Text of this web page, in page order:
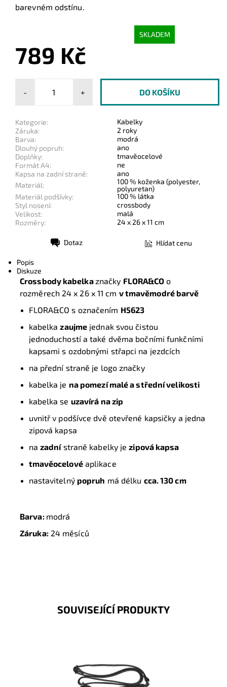
barevném odstínu.
SKLADEM
789 Kč
- +
Kategorie:
Kabelky
Záruka:
2 roky
Barva:
modrá
Dlouhý popruh:
ano
Doplňky:
tmavěocelové
Formát A4:
ne
Kapsa na zadní straně:
ano
Materiál:
100 % koženka (polyester,
polyuretan)
Materiál podšívky:
100 % látka
Styl nosení:
crossbody
Velikost:
malá
Rozměry:
24 x 26 x 11 cm
Dotaz Hlídat cenu
Popis
Diskuze
Crossbody kabelkaznačky FLORA&CO o
rozměrech 24 x 26 x 11 cm v tmavěmodré barvě
FLORA&CO s označením H5623
kabelkazaujme jednak svou čistou
jednoduchostí a také dvěma bočními funkčními
kapsami s ozdobnými střapci na jezdcích
na přední straně je logo značky
kabelka je na pomezí malé a střední velikosti
kabelka se uzavírá na zip
uvnitř v podšívce dvě otevřené kapsičky a jedna
zipová kapsa
na zadnístraně kabelky jezipová kapsa
tmavěocelovéaplikace
nastavitelný popruh má délku cca. 130 cm
Barva: modrá
Záruka:24 měsíců
SOUVISEJÍCÍ PRODUKTY
Originální crossbody kabelka značky FLORA&CO se
dvěma ozdobnými střapci na jezdcích v černé barvě.